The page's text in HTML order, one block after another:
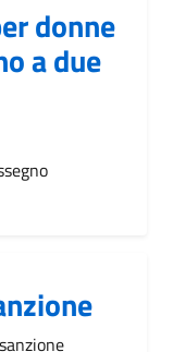
donne
a due